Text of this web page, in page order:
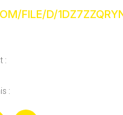
FILE/D/
:
: